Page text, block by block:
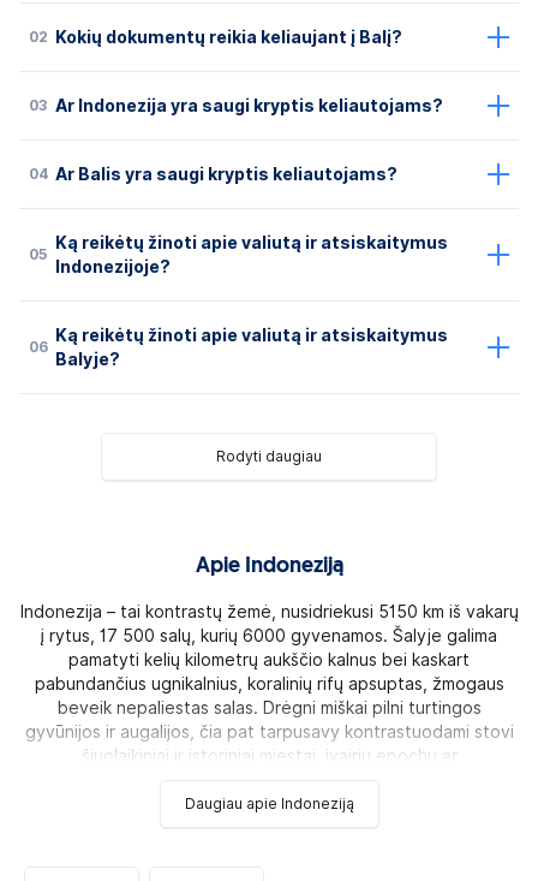
02 Kokių dokumentų reikia keliaujant į Balį?
03 Ar Indonezija yra saugi kryptis keliautojams?
04 Ar Balis yra saugi kryptis keliautojams?
05
Ką reikėtų žinoti apie valiutą ir atsiskaitymus
Indonezijoje?
06
Ką reikėtų žinoti apie valiutą ir atsiskaitymus
Balyje?
Rodyti daugiau
Apie Indoneziją
Indonezija – tai kontrastų žemė, nusidriekusi 5150 km iš vakarų
į rytus, 17 500 salų, kurių 6000 gyvenamos. Šalyje galima
pamatyti kelių kilometrų aukščio kalnus bei kaskart
pabundančius ugnikalnius, koralinių rifų apsuptas, žmogaus
beveik nepaliestas salas. Drėgni miškai pilni turtingos
gyvūnijos ir augalijos, čia pat tarpusavy kontrastuodami stovi
šiuolaikiniai ir istoriniai miestai, įvairių epochų ar
Daugiau apie Indoneziją